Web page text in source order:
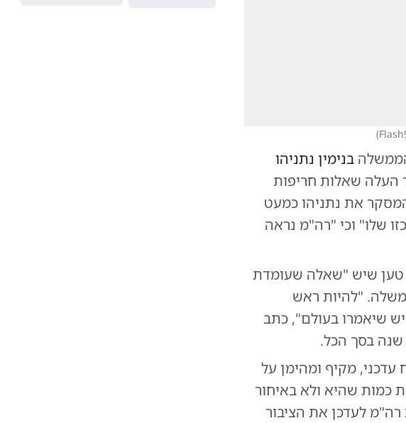
)
בנימין נתניהו
בכיר העלה שאלות חריפות
המסקר את נתניהו כמעט
שלו" וכי "רה"מ נראה
טען שיש "שאלה שעומדת
"להיות ראש
שיאמרו בעולם", כתב
מקיף ומהימן על
כמות שהיא ולא באיחור
רה"מ לעדכן את הציבור